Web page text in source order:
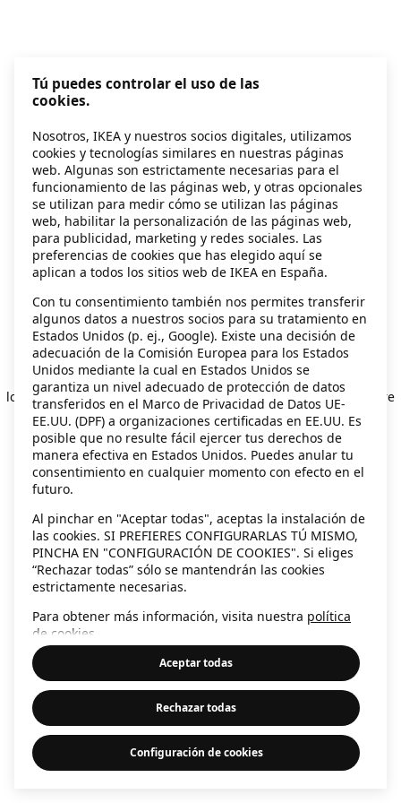
Application error: a client-side exception has occurred
loadingsecondhand.ikea.com (see the browser console for more
information).
Tú puedes controlar el uso de las
cookies.
Nosotros, IKEA y nuestros socios digitales, utilizamos
cookies y tecnologías similares en nuestras páginas
web. Algunas son estrictamente necesarias para el
funcionamiento de las páginas web, y otras opcionales
se utilizan para medir cómo se utilizan las páginas
web, habilitar la personalización de las páginas web,
para publicidad, marketing y redes sociales. Las
preferencias de cookies que has elegido aquí se
aplican a todos los sitios web de IKEA en España.
Con tu consentimiento también nos permites transferir
algunos datos a nuestros socios para su tratamiento en
Estados Unidos (p. ej., Google). Existe una decisión de
adecuación de la Comisión Europea para los Estados
Unidos mediante la cual en Estados Unidos se
garantiza un nivel adecuado de protección de datos
transferidos en el Marco de Privacidad de Datos UE-
EE.UU. (DPF) a organizaciones certificadas en EE.UU. Es
posible que no resulte fácil ejercer tus derechos de
manera efectiva en Estados Unidos. Puedes anular tu
consentimiento en cualquier momento con efecto en el
futuro.
Al pinchar en "Aceptar todas", aceptas la instalación de
las cookies. SI PREFIERES CONFIGURARLAS TÚ MISMO,
PINCHA EN "CONFIGURACIÓN DE COOKIES". Si eliges
“Rechazar todas” sólo se mantendrán las cookies
estrictamente necesarias.
Para obtener más información, visita nuestra política
de cookies
Aceptar todas
Rechazar todas
Configuración de cookies